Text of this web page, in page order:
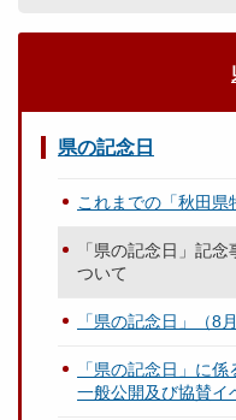
県の記念日
これまでの「秋田
「県の記念日」記
ついて
「県の記念日」（8
「県の記念日」に
一般公開及び協賛イ